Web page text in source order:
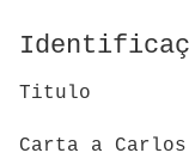
Titulo
Carta a